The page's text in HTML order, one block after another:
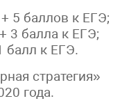
5 баллов к ЕГЭ;
3 балла к ЕГЭ;
балл к ЕГЭ.
стратегия»
года.